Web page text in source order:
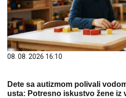
08. 08. 2026 16:10
Dete sa autizmom polivali
usta: Potresno iskustvo žene iz